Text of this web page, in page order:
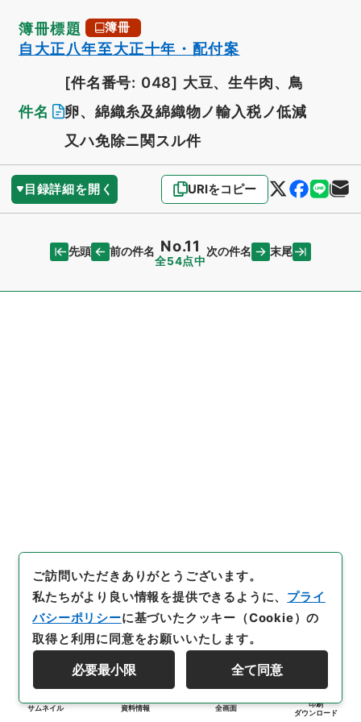
簿冊標題 簿冊
自大正八年至大正十年・配付案
件名
[件名番号: 048] 大豆、生牛肉、鳥
卵、綿織糸及綿織物ノ輸入税ノ低減
又ハ免除ニ関スル件
目録詳細を開く URIをコピー
先頭 前の件名 No.11
全54点中
次の件名 末尾
サムネイル 資料情報 全画面
印刷
ダウンロード
ご訪問いただきありがとうございます。
私たちがより良い情報を提供できるように、 プライ
バシーポリシーに基づいたクッキー（Cookie）の
取得と利用に同意をお願いいたします。
必要最小限 全て同意